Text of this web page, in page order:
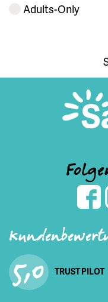
Adults-Only
5,0 TRUST PILOT